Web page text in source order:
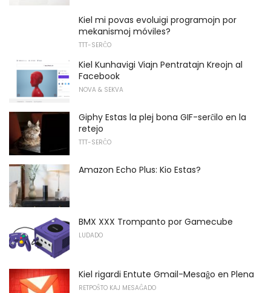
Kiel mi povas evoluigi programojn por
mekanismoj móviles?
TTT-SERĈO
Kiel Kunhavigi Viajn Pentratajn Kreojn al
Facebook
NOVA & SEKVA
Giphy Estas la plej bona GIF-serĉilo en la
retejo
TTT-SERĈO
Amazon Echo Plus: Kio Estas?
BMX XXX Trompanto por Gamecube
LUDADO
Kiel rigardi Entute Gmail-Mesaĝo en Plena
RETPOŜTO KAJ MESAĜADO